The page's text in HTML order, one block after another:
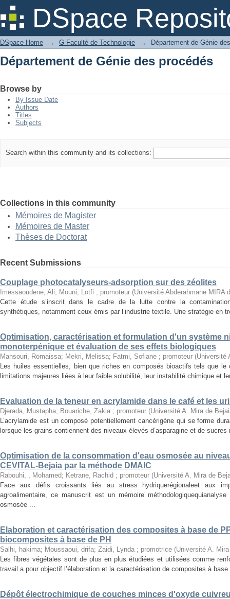
DSpace
Département de Génie des procédés
DSpace Home → G-Facultè de Technologie → Département de Génie
Département de Génie des procédés
Browse by
By Issue Date
Authors
Titles
Subjects
Search within this community and its collections:
Collections in this community
Mémoires de Magister
Mémoires de Master
Thèses de Doctorat
Recent Submissions
Couplage photocatalyseurs-adsorption sur des zéolites
Imessaoudene, Ali; Mouni, Lotfi ; promoteur (Université Abderahmane MIRA
Cette étude s’inscrit dans le cadre de la lutte contre la
synthétiques, notamment ceux émis par l’industrie textile. Une stratégie en
Optimisation, caractérisation et formulation d'un système
monoterpénique et évaluation de ses effets biologiques
Mansouri, Romaissa; Mekri, Melissa; Fatmi, Sofiane ; promoteur (Université
Les huiles essentielles, bien que riches en composés bioactifs tels que le
limitations majeures liées à leur faible solubilité, leur instabilité chimique et
Evaluation de la teneur en acrylamide dans le café et les
Djerada, Mustapha; Bouariche, Zakia ; promoteur (Université A. Mira de
L’acrylamide est un composé potentiellement cancérigène qui se forme
lorsque les grains contiennent des niveaux élevés d’asparagine et de
Optimisation de la consommation d'eau osmosée au
CEVITAL-Bejaia par la méthode DMAIC
Rabouhi, , Mohamed; Ketrane, Rachid ; promoteur (Université A. Mira de
Face aux défis croissants liés au stress hydriquerégionaleet aux
agroalimentaire, ce manuscrit est un mémoire
osmosée ...
Elaboration et caractérisation des composites à base de
biocomposites à base de PH
Salhi, hakima; Moussaoui, drifa; Zaidi, Lynda ; promotrice (Université A.
Les fibres végétales sont de plus en plus étudiées et utilisées comme
travail a pour objectif l’élaboration et la caractérisation de composites à
Dépôt électrochimique de couches minces d'oxyde